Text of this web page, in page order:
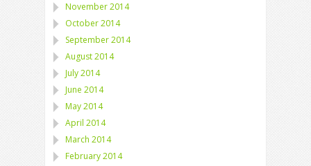
November 2014
October 2014
September 2014
August 2014
July 2014
June 2014
May 2014
April 2014
March 2014
February 2014